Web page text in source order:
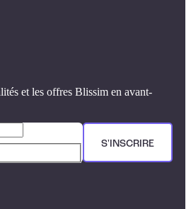
et les offres Blissim en avant-
S'INSCRIRE